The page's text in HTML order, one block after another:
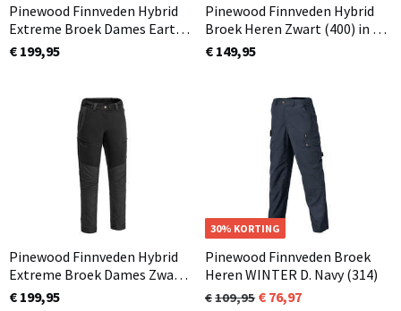
Pinewood Finnveden Hybrid
Extreme Broek Dames Earth
Plum (817) Normaal en ook in
korte lengtemaat
€ 199,95
Pinewood Finnveden Hybrid
Broek Heren Zwart (400) in 3
lengtematen
€ 149,95
Pinewood Finnveden Hybrid
Extreme Broek Dames Zwart
(407) In 3 lengtematen
€ 199,95
OP=OP
30% KORTING
Pinewood Finnveden Broek
Heren WINTER D. Navy (314)
109,95 76,97